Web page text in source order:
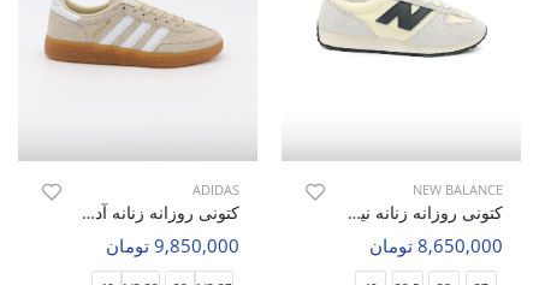
NEW BALANCE
کتونی روزانه زنانه نیو بالانس NB 471 X W
8,650,000 تومان
ADIDAS
کتونی روزانه زنانه آدیداس Adidas Spezial W
9,850,000 تومان